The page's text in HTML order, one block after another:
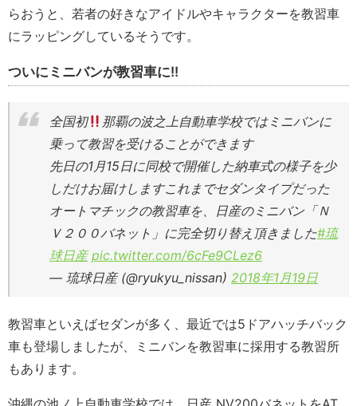
らおうと、若者の好きなアイドルやキャラクターを教習車
にラッピングしているそうです。
ついにミニバンが教習車に!!
全国初
那覇の波之上自動車学校ではミニバンに
乗って教習を受けることができます
先日の1月15日に同校で開催した納車式の様子を少
しだけお届けしますこれまでセダンタイプだった
オートマチックの教習車を、日産のミニバン「Ｎ
Ｖ２００バネット」に完全切り替え頂きました#琉
球日産 pic.twitter.com/6cFe9CLez6
— 琉球日産 (@ryukyu_nissan) 2018年1月19日
教習車といえばセダンが多く、最近では5ドアハッチバック
車も登場しましたが、ミニバンを教習車に採用する教習所
もあります。